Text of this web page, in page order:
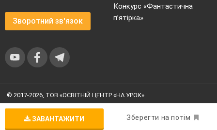
ЗАВАНТАЖИТИ Зберегти на потім
Зворотний зв'язок
Конкурс «Фантастична
п’ятірка»
© 2017-2026, ТОВ «ОСВІТНІЙ ЦЕНТР «НА УРОК»
конфіденційності